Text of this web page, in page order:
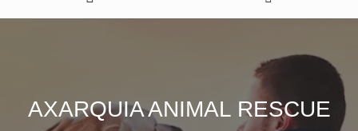
AXARQUIA ANIMAL RESCUE